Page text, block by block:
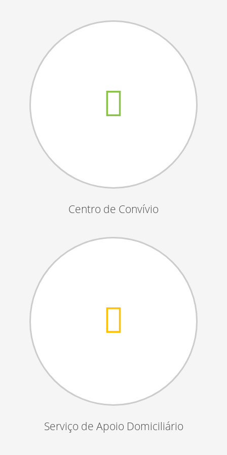
Assembleias Gerais
Semana Sénior
Passeio do Idoso
Associados
Orgãos Sociais
Publicações Oficiais
Contactos
Centro de Convívio
Serviço de Apoio Domiciliário